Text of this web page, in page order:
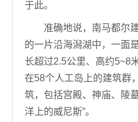
于此。
准确地说，南马都尔
的一片沿海潟湖中，一面
长超过2.5公里、高约5~8
在58个人工岛上的建筑群
筑，包括宫殿、神庙、陵
洋上的威尼斯”。